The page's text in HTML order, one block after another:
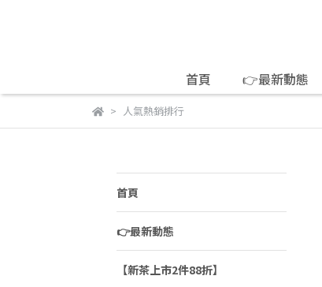
首頁 👉最新動態
人氣熱銷排行
首頁
👉最新動態
【新茶上市2件88折】